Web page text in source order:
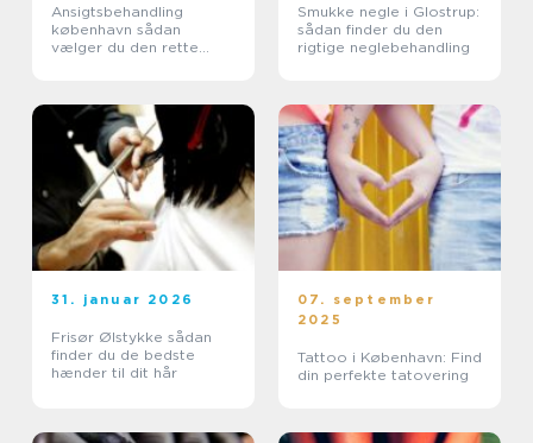
Ansigtsbehandling
københavn sådan
vælger du den rette
Smukke negle i Glostrup:
sådan finder du den
rigtige neglebehandling
31. januar 2026
Frisør Ølstykke sådan
finder du de bedste
hænder til dit hår
07. september
2025
Tattoo i København: Find
din perfekte tatovering